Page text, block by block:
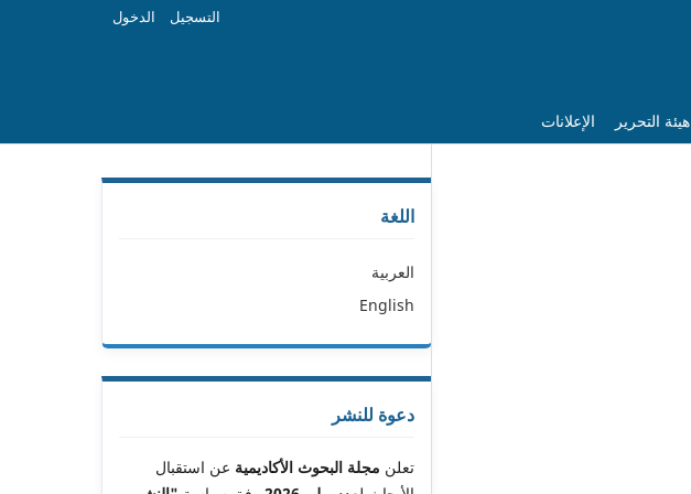
هيئة التحرير الإعلانات
التسجيل الدخول
اللغة
العربية
English
دعوة للنشر
تعلن مجلة البحوث الأكاديمية عن استقبال